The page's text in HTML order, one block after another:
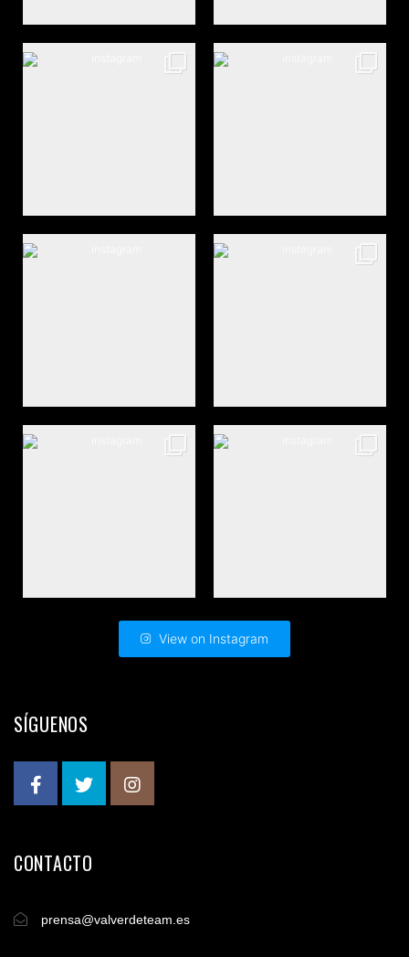
View on Instagram
SÍGUENOS
CONTACTO
prensa@valverdeteam.es